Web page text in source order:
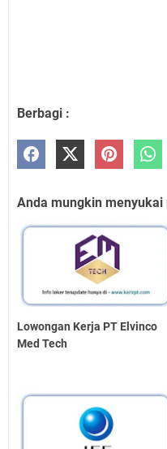
Berbagi :
Anda mungkin menyukai
Lowongan Kerja PT Elvinco
Med Tech